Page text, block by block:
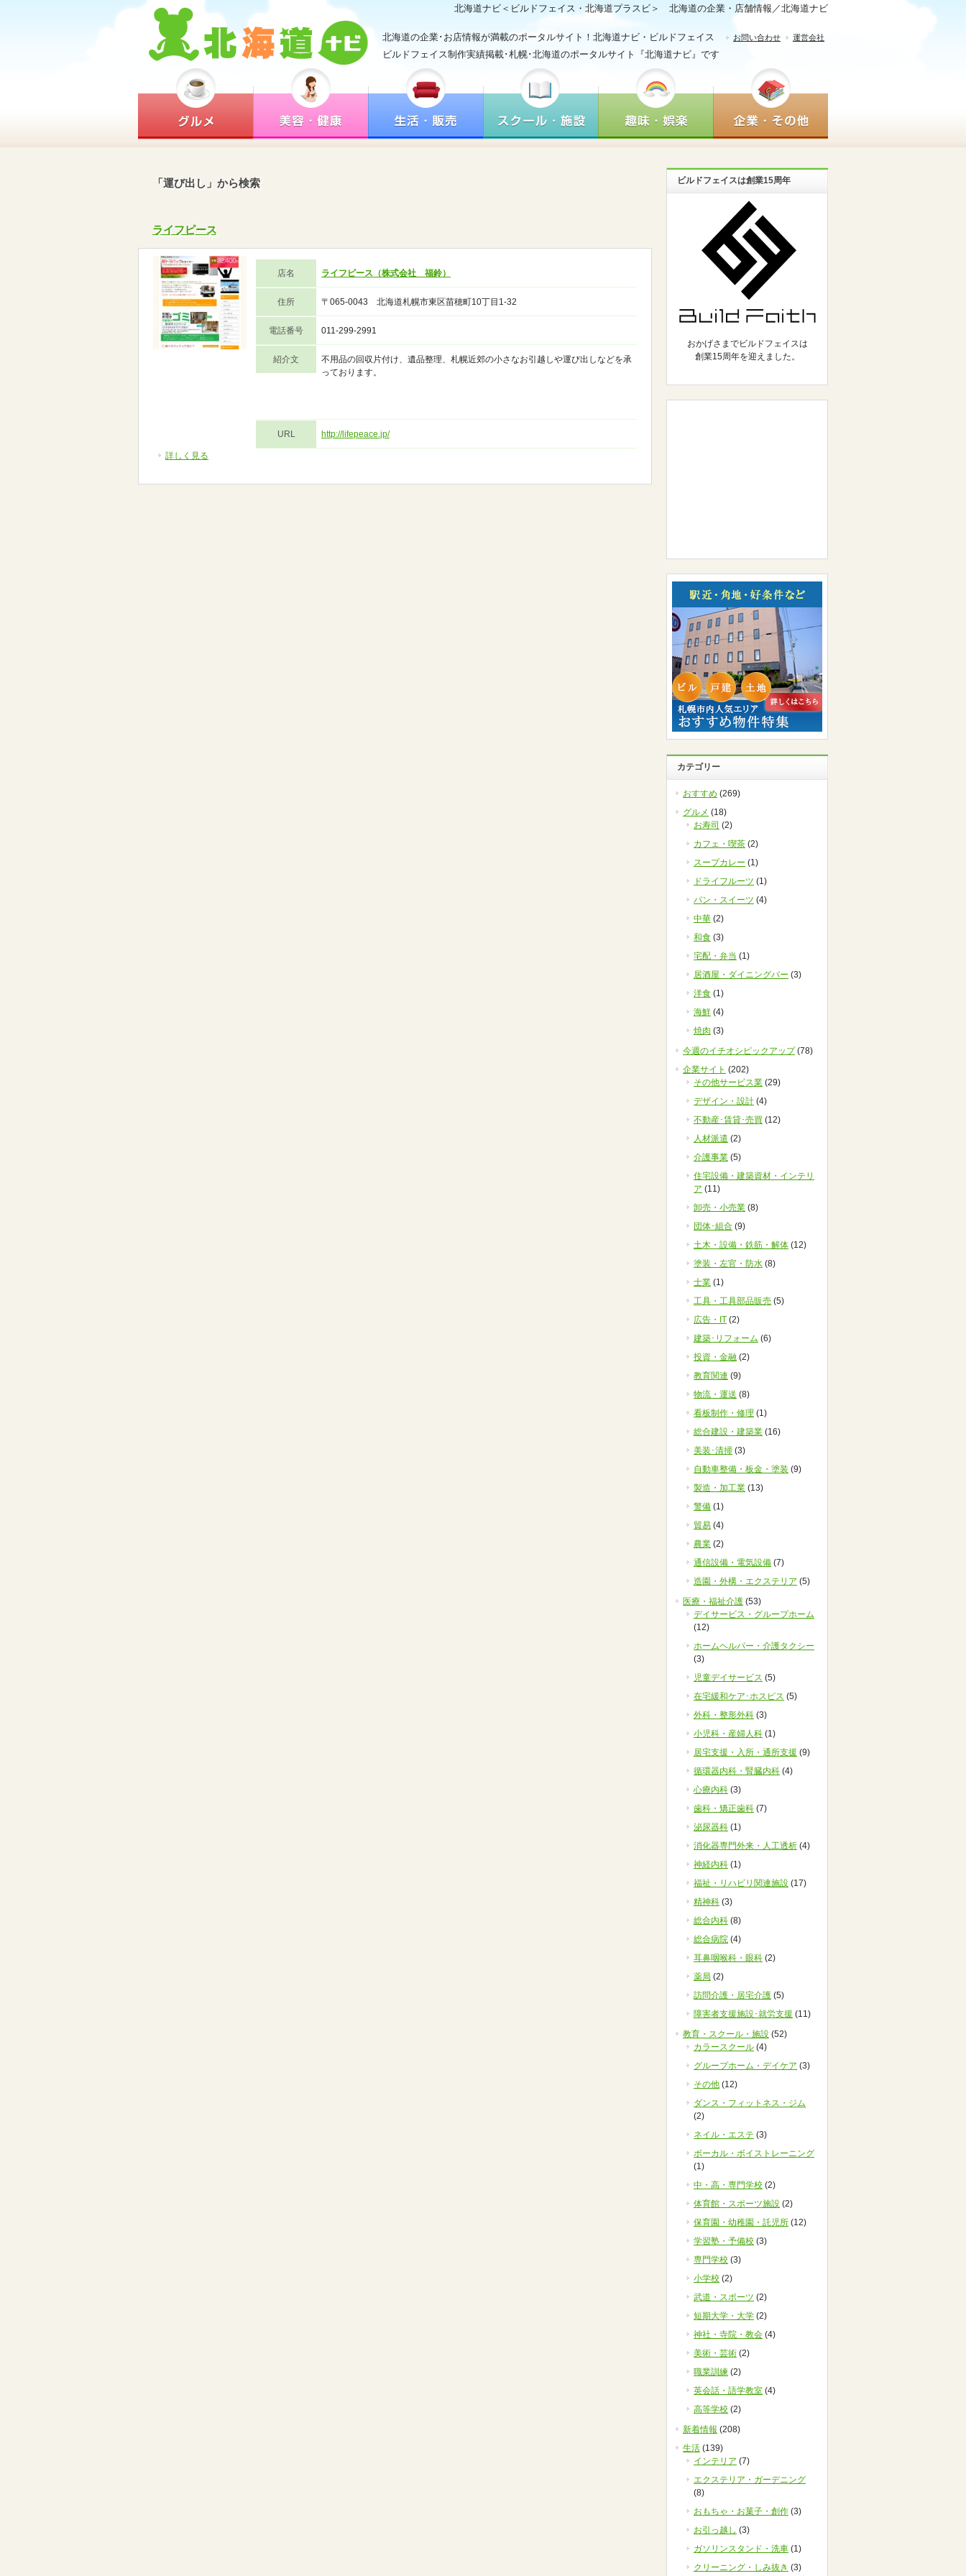
北海道ナビ＜ビルドフェイス・北海道プラスビ＞ 北海道の企業・店舗情報／北海道ナビ
北海道の企業･お店情報が満載のポータルサイト！北海道ナビ・ビルドフェイス
ビルドフェイス制作実績掲載･札幌･北海道のポータルサイト『北海道ナビ』です
お問い合わせ 運営会社
「運び出し」から検索
ライフピース
店名 ライフピース（株式会社 福鈴）
住所 〒065-0043 北海道札幌市東区苗穂町10丁目1-32
電話番号 011-299-2991
紹介文
不用品の回収片付け、遺品整理、札幌近郊の小さなお引越しや運び出しなどを承
っております。
URL http://lifepeace.jp/
詳しく見る
ビルドフェイスは創業15周年
おかげさまでビルドフェイスは
創業15周年を迎えました。
カテゴリー
おすすめ (269)
グルメ (18)
お寿司 (2)
カフェ・喫茶 (2)
スープカレー (1)
ドライフルーツ (1)
パン・スイーツ (4)
中華 (2)
和食 (3)
宅配・弁当 (1)
居酒屋・ダイニングバー (3)
洋食 (1)
海鮮 (4)
焼肉 (3)
今週のイチオシピックアップ(78)
企業サイト (202)
その他サービス業 (29)
デザイン・設計 (4)
不動産･賃貸･売買 (12)
人材派遣 (2)
介護事業 (5)
住宅設備・建築資材・インテリ
ア (11)
卸売・小売業 (8)
団体･組合 (9)
土木・設備・鉄筋・解体 (12)
塗装・左官・防水 (8)
士業 (1)
工具・工具部品販売 (5)
広告・IT (2)
建築･リフォーム (6)
投資・金融 (2)
教育関連 (9)
物流・運送 (8)
看板制作・修理 (1)
総合建設・建築業 (16)
美装･清掃 (3)
自動車整備・板金・塗装 (9)
製造・加工業 (13)
警備 (1)
貿易 (4)
農業 (2)
通信設備・電気設備 (7)
造園・外構・エクステリア (5)
医療・福祉介護 (53)
デイサービス・グループホーム
(12)
ホームヘルパー・介護タクシー
(3)
児童デイサービス (5)
在宅緩和ケア･ホスピス (5)
外科・整形外科 (3)
小児科・産婦人科 (1)
居宅支援・入所・通所支援 (9)
循環器内科・腎臓内科 (4)
心療内科 (3)
歯科・矯正歯科 (7)
泌尿器科 (1)
消化器専門外来・人工透析 (4)
神経内科 (1)
福祉・リハビリ関連施設 (17)
精神科 (3)
総合内科 (8)
総合病院 (4)
耳鼻咽喉科・眼科 (2)
薬局 (2)
訪問介護・居宅介護 (5)
障害者支援施設･就労支援 (11)
教育・スクール・施設 (52)
カラースクール (4)
グループホーム・デイケア (3)
その他 (12)
ダンス・フィットネス・ジム
(2)
ネイル・エステ (3)
ボーカル・ボイストレーニング
(1)
中・高・専門学校 (2)
体育館・スポーツ施設 (2)
保育園・幼稚園・託児所 (12)
学習塾・予備校 (3)
専門学校 (3)
小学校 (2)
武道・スポーツ (2)
短期大学・大学 (2)
神社・寺院・教会 (4)
美術・芸術 (2)
職業訓練 (2)
英会話・語学教室 (4)
高等学校 (2)
新着情報 (208)
生活 (139)
インテリア (7)
エクステリア・ガーデニング
(8)
おもちゃ・お菓子・創作 (3)
お引っ越し (3)
ガソリンスタンド・洗車 (1)
クリーニング・しみ抜き (3)